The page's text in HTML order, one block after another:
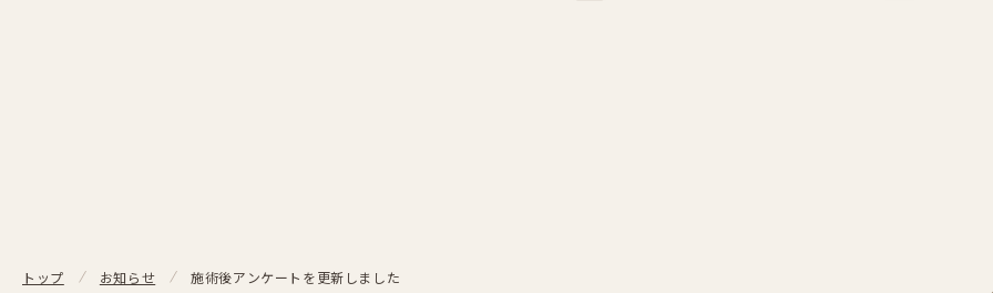
トップ お知らせ 施術後アンケートを更新しました